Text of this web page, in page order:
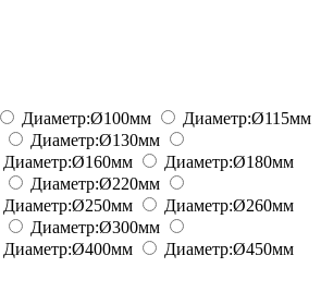
Диаметр:Ø100мм Диаметр:Ø115мм
Диаметр:Ø130мм
Диаметр:Ø160мм Диаметр:Ø180мм
Диаметр:Ø220мм
Диаметр:Ø250мм Диаметр:Ø260мм
Диаметр:Ø300мм
Диаметр:Ø400мм Диаметр:Ø450мм